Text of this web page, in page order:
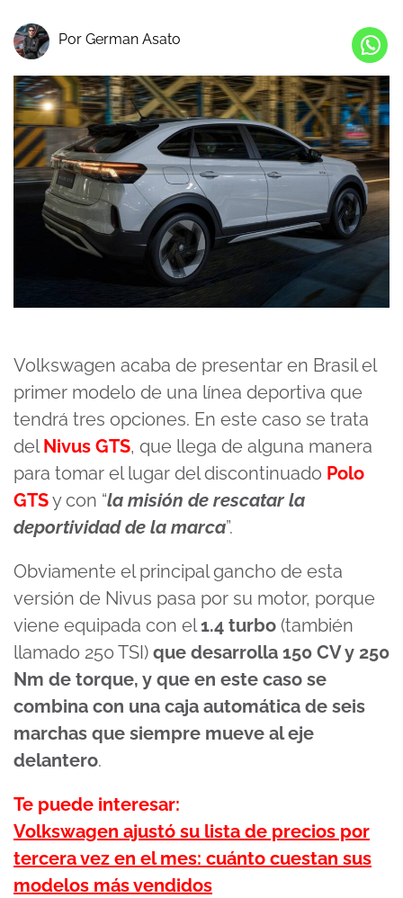
Por German Asato
Volkswagen acaba de presentar en Brasil el
primer modelo de una línea deportiva que
tendrá tres opciones. En este caso se trata
delNivus GTS, que llega de alguna manera
para tomar el lugar del discontinuado Polo
GTSy con “la misión de rescatar la
deportividad de la marca”.
Obviamente el principal gancho de esta
versión de Nivus pasa por su motor, porque
viene equipada con el1.4 turbo (también
llamado 250 TSI) que desarrolla 150 CV y 250
Nm de torque, y que en este caso se
combina con una caja automática de seis
marchas que siempre mueve al eje
delantero.
Te puede interesar:
Volkswagen ajustó su lista de precios por
tercera vez en el mes: cuánto cuestan sus
modelos más vendidos